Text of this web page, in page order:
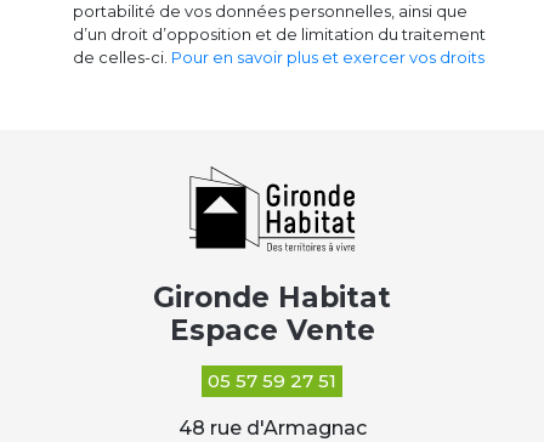
Gironde Habitat
Espace Vente
05 57 59 27 51
48 rue d'Armagnac
portabilité de vos données personnelles, ainsi que
d’un droit d’opposition et de limitation du traitement
de celles-ci. Pour en savoir plus et exercer vos droits